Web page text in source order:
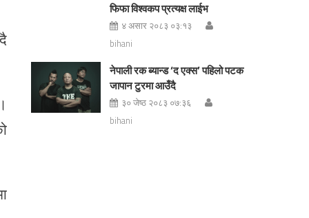
फिफा विश्वकप प्रत्यक्ष लाईभ
४ असार २०८३ ०३:१३
bihani
नेपाली रक ब्यान्ड ‘द एक्स’ पहिलो पटक
जापान टुरमा आउँदै
३० जेष्ठ २०८३ ०७:३६
bihani